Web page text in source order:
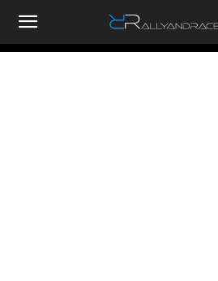
RallyandRaces.com